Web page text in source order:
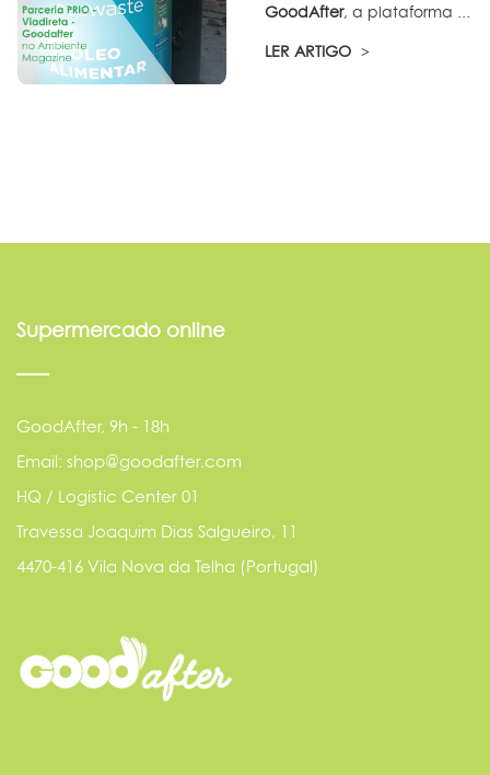
GoodAfter, a plataforma ...
LER ARTIGO
Supermercado online
GoodAfter, 9h - 18h
Email: shop@goodafter.com
HQ / Logistic Center 01
Travessa Joaquim Dias Salgueiro, 11
4470-416 Vila Nova da Telha (Portugal)